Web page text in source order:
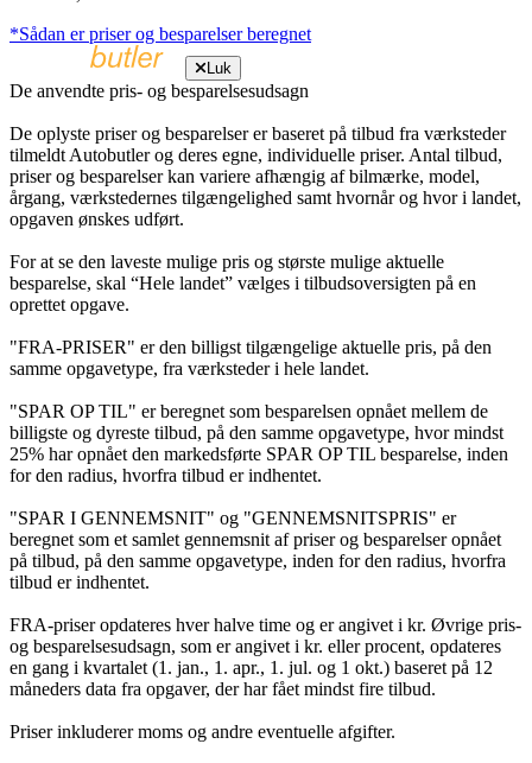
*Sådan er priser og besparelser beregnet
Luk
De anvendte pris- og besparelsesudsagn
De oplyste priser og besparelser er baseret på tilbud fra værksteder
tilmeldt Autobutler og deres egne, individuelle priser. Antal tilbud,
priser og besparelser kan variere afhængig af bilmærke, model,
årgang, værkstedernes tilgængelighed samt hvornår og hvor i landet,
opgaven ønskes udført.
For at se den laveste mulige pris og største mulige aktuelle
besparelse, skal “Hele landet” vælges i tilbudsoversigten på en
oprettet opgave.
"FRA-PRISER" er den billigst tilgængelige aktuelle pris, på den
samme opgavetype, fra værksteder i hele landet.
"SPAR OP TIL" er beregnet som besparelsen opnået mellem de
billigste og dyreste tilbud, på den samme opgavetype, hvor mindst
25% har opnået den markedsførte SPAR OP TIL besparelse, inden
for den radius, hvorfra tilbud er indhentet.
"SPAR I GENNEMSNIT" og "GENNEMSNITSPRIS" er
beregnet som et samlet gennemsnit af priser og besparelser opnået
på tilbud, på den samme opgavetype, inden for den radius, hvorfra
tilbud er indhentet.
FRA-priser opdateres hver halve time og er angivet i kr. Øvrige pris-
og besparelsesudsagn, som er angivet i kr. eller procent, opdateres
en gang i kvartalet (1. jan., 1. apr., 1. jul. og 1 okt.) baseret på 12
måneders data fra opgaver, der har fået mindst fire tilbud.
Priser inkluderer moms og andre eventuelle afgifter.